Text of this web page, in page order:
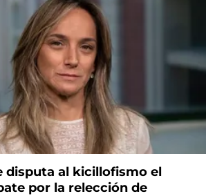
disputa al kicillofismo el
por la relección de